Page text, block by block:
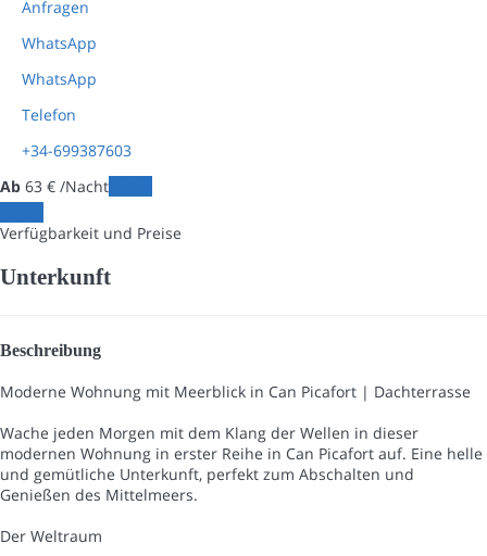
Anfragen
WhatsApp
WhatsApp
Telefon
+34-699387603
Ab 63 € /Nacht
Verfügbarkeit und Preise
Unterkunft
Beschreibung
Moderne Wohnung mit Meerblick in Can Picafort | Dachterrasse
Wache jeden Morgen mit dem Klang der Wellen in dieser
modernen Wohnung in erster Reihe in Can Picafort auf. Eine helle
und gemütliche Unterkunft, perfekt zum Abschalten und
Genießen des Mittelmeers.
Der Weltraum